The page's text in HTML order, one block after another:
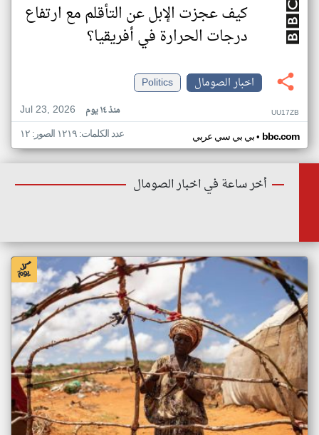
كيف عجزت الإبل عن التأقلم مع ارتفاع
درجات الحرارة في أفريقيا؟
اخبار الصومال
Politics
Jul 23, 2026
منذ ١٤ يوم UU17ZB
بي بي سي عربي• bbc.com عدد الكلمات: ١٢١٩ الصور: ١٢
أخر ساعة في اخبار الصومال